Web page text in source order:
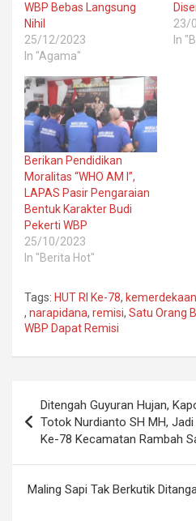
WBP Bebas Langsung
Nihil
25/12/2023
In "Agama"
23/
In
Berikan Pendidikan
Moralitas “WHO AM I”,
LAPAS Pasir Pengaraian
Bentuk Karakter Budi
Pekerti WBP
25/10/2023
In "Berita Hot"
Tags: HUT RI Ke-78, kemerdekaan
, narapidana, remisi, Satu Orang
WBP Dapat Remisi
navigation
Ditengah Guyuran Hujan,
Totok Nurdianto SH MH,
Ke-78 Kecamatan Rambah
Maling Sapi Tak Berkutik